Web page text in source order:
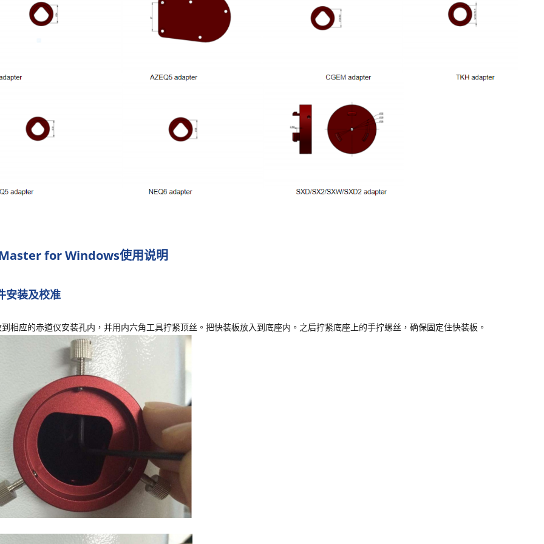
for Windows使用说明
安装及校准
相应的赤道仪安装孔内，并用内六角工具拧紧顶丝。把快装板放入到底座内。之后拧紧底座上的手拧螺丝，确保固定住快装板。